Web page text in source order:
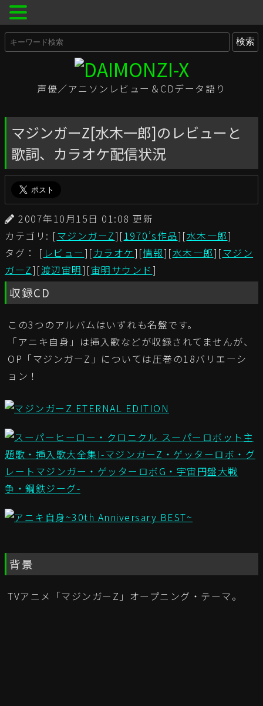
声優／アニソンレビュー＆CDデータ語り
マジンガーZ[水木一郎]のレビューと
歌詞、カラオケ配信状況
2007年10月15日 01:08 更新
カテゴリ: [マジンガーZ][1970’s作品][水木一郎]
タグ： [ レビュー][カラオケ][情報][水木一郎][マジン
ガーZ][渡辺宙明][宙明サウンド]
収録CD
この3つのアルバムはいずれも名盤です。
「アニキ自身」は挿入歌などが収録されてませんが、
OP「マジンガーZ」については圧巻の18バリエーシ
ョン！
背景
TVアニメ「マジンガーZ」オープニング・テーマ。